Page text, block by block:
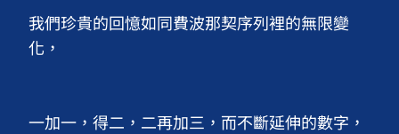
我們珍貴的回憶如同費波那契序列裡的無限變
化，
一加一，得二，二再加三，而不斷延伸的數字，